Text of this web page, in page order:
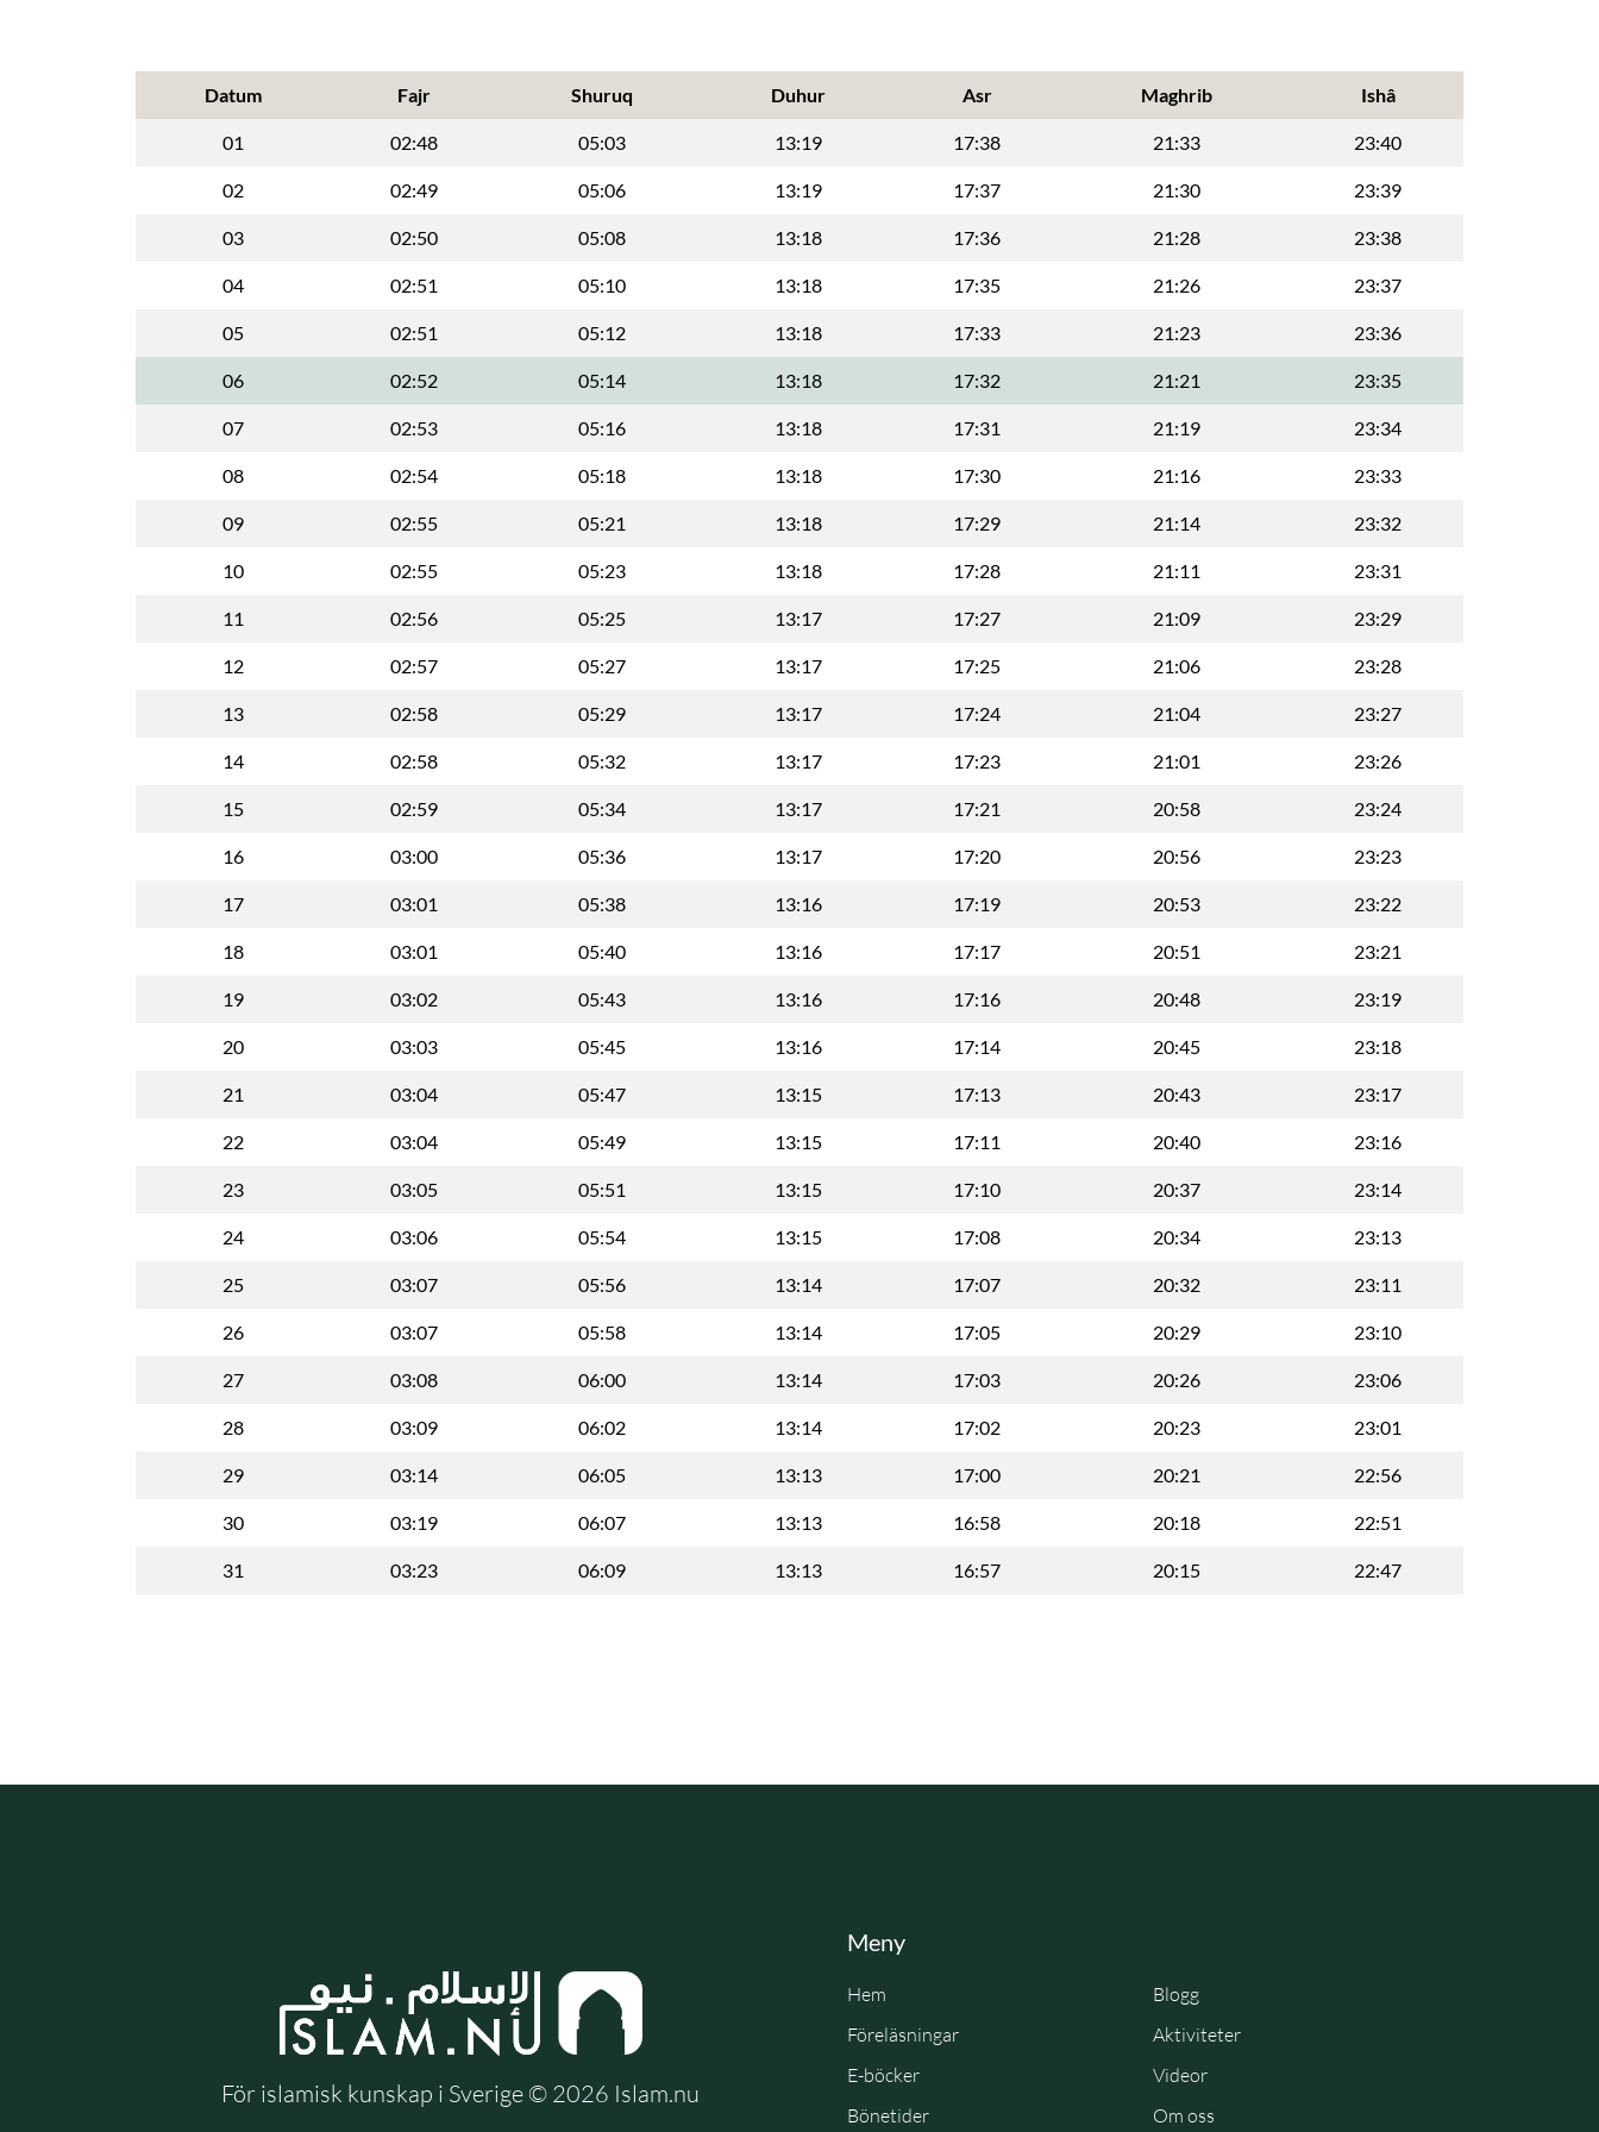
Datum Fajr Shuruq Duhur Asr Maghrib Ishâ
01 02:48 05:03 13:19 17:38 21:33 23:40
02 02:49 05:06 13:19 17:37 21:30 23:39
03 02:50 05:08 13:18 17:36 21:28 23:38
04 02:51 05:10 13:18 17:35 21:26 23:37
05 02:51 05:12 13:18 17:33 21:23 23:36
06 02:52 05:14 13:18 17:32 21:21 23:35
07 02:53 05:16 13:18 17:31 21:19 23:34
08 02:54 05:18 13:18 17:30 21:16 23:33
09 02:55 05:21 13:18 17:29 21:14 23:32
10 02:55 05:23 13:18 17:28 21:11 23:31
11 02:56 05:25 13:17 17:27 21:09 23:29
12 02:57 05:27 13:17 17:25 21:06 23:28
13 02:58 05:29 13:17 17:24 21:04 23:27
14 02:58 05:32 13:17 17:23 21:01 23:26
15 02:59 05:34 13:17 17:21 20:58 23:24
16 03:00 05:36 13:17 17:20 20:56 23:23
17 03:01 05:38 13:16 17:19 20:53 23:22
18 03:01 05:40 13:16 17:17 20:51 23:21
19 03:02 05:43 13:16 17:16 20:48 23:19
20 03:03 05:45 13:16 17:14 20:45 23:18
21 03:04 05:47 13:15 17:13 20:43 23:17
22 03:04 05:49 13:15 17:11 20:40 23:16
23 03:05 05:51 13:15 17:10 20:37 23:14
24 03:06 05:54 13:15 17:08 20:34 23:13
25 03:07 05:56 13:14 17:07 20:32 23:11
26 03:07 05:58 13:14 17:05 20:29 23:10
27 03:08 06:00 13:14 17:03 20:26 23:06
28 03:09 06:02 13:14 17:02 20:23 23:01
29 03:14 06:05 13:13 17:00 20:21 22:56
30 03:19 06:07 13:13 16:58 20:18 22:51
31 03:23 06:09 13:13 16:57 20:15 22:47
För islamisk kunskap i Sverige © 2026 Islam.nu
Meny
Hem
Blogg
Föreläsningar
Aktiviteter
E-böcker
Videor
Bönetider
Om oss